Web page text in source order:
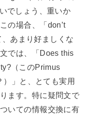
でしょう、重いか
の場合、「don’t
あまり好ましくな
では、「Does this
（このPrimus
）」と、とても実用
ます。特に疑問文で
いての情報交換に有